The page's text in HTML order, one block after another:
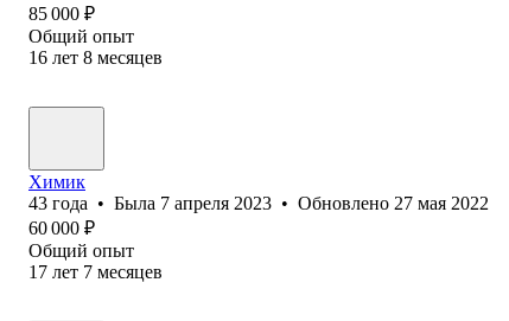
85 000 ₽
Общий опыт
16 лет 8 месяцев
Химик
43 года • Была 7 апреля 2023 • Обновлено 27 мая 2022
60 000 ₽
Общий опыт
17 лет 7 месяцев